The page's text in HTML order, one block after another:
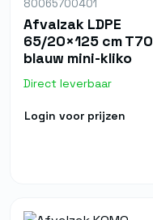
80065700401
Afvalzak LDPE
65/20×125 cm T70
blauw mini-kliko
Direct leverbaar
Login voor prijzen